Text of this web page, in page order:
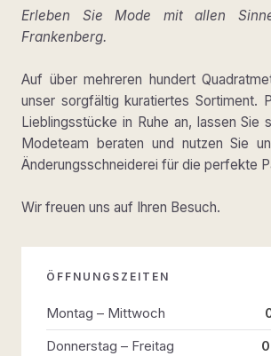
Erleben Sie Mode mit allen
Frankenberg.
Auf über mehreren hundert
unser sorgfältig kuratiertes Sortiment.
Lieblingsstücke in Ruhe an, lassen Sie
Modeteam beraten und nutzen Sie
Änderungsschneiderei für die perfekte
Wir freuen uns auf Ihren Besuch.
ÖFFNUNGSZEITEN
Montag – Mittwoch
Donnerstag – Freitag